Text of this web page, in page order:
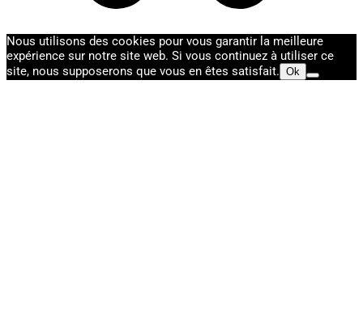
Nous utilisons des cookies pour vous garantir la meilleure
expérience sur notre site web. Si vous continuez à utiliser ce
site, nous supposerons que vous en êtes satisfait. Ok